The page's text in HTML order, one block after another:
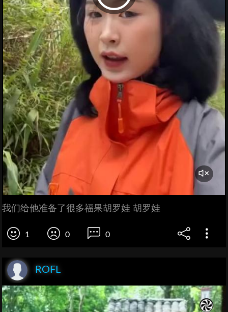
我们给他准备了很多福果胡罗娃 胡罗娃
1 0 0
ROFL